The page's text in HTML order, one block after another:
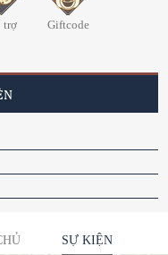
trợ Giftcode
SỰ KIỆN